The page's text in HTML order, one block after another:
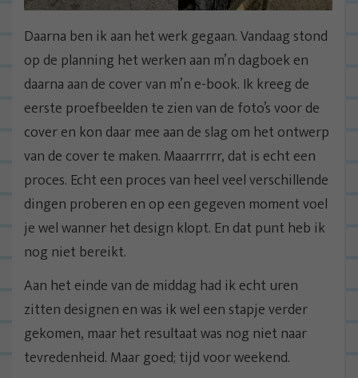
Daarna ben ik aan het werk gegaan. Vandaag stond
op de planning het werken aan m’n dagboek en
daarna aan de cover van m’n e-book. Ik kreeg de
eerste proefbeelden te zien van de foto’s voor de
cover en kon daar mee aan de slag om het ontwerp
van de cover te maken. Maaarrrrr, dat is echt een
proces. Echt een proces van heel veel verschillende
dingen proberen en op een gegeven moment voel
je wel wanner het design klopt. En dat punt heb ik
nog niet bereikt.
Aan het einde van de middag had ik echt uren
zitten designen en was ik wel een stapje verder
gekomen, maar het resultaat was nog niet naar
tevredenheid. Maar goed; tijd voor weekend.